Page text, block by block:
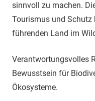
sinnvoll zu machen.
Tourismus und
führenden Land im
Verantwortungsvolles
Bewusstsein für
Ökosysteme.